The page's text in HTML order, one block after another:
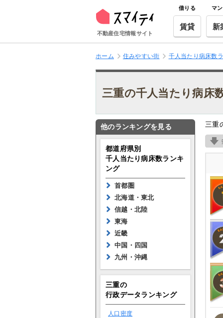
不動産住宅情報サイト
借りる
賃貸
マ
新
ホーム 住みやすい街 千人当たり病床数
三重の千人当たり病床
他のランキングを見る
都道府県別
千人当たり病床数ランキ
ング
首都圏
北海道・東北
信越・北陸
東海
近畿
中国・四国
九州・沖縄
三重の
行政データランキング
人口密度
三重